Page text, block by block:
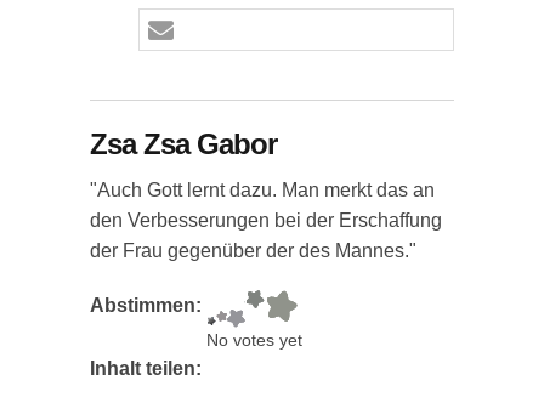
Zsa Zsa Gabor
"Auch Gott lernt dazu. Man merkt das an
den Verbesserungen bei der Erschaffung
der Frau gegenüber der des Mannes."
Abstimmen:
No votes yet
Inhalt teilen: